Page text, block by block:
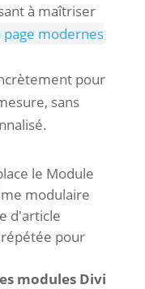
à maîtriser
page modernes
pour
sans
le Module
modulaire
d'article
pour
modules Divi